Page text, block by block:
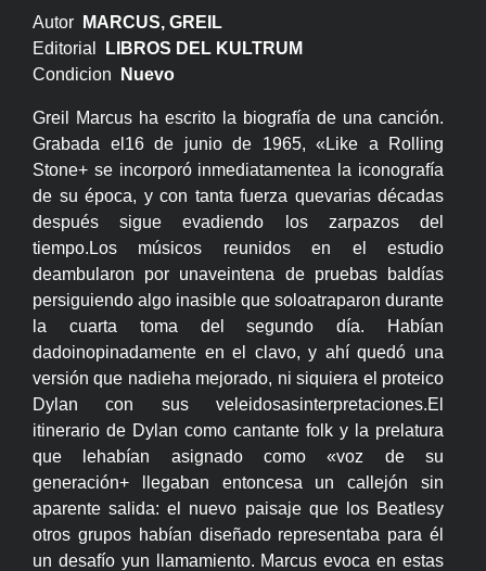
Autor
MARCUS, GREIL
Editorial
LIBROS DEL KULTRUM
Condicion
Nuevo
Greil Marcus ha escrito la biografía de una canción.
Grabada el16 de junio de 1965, «Like a Rolling
Stone+ se incorporó inmediatamentea la iconografía
de su época, y con tanta fuerza quevarias décadas
después sigue evadiendo los zarpazos del
tiempo.Los músicos reunidos en el estudio
deambularon por unaveintena de pruebas baldías
persiguiendo algo inasible que soloatraparon durante
la cuarta toma del segundo día. Habían
dadoinopinadamente en el clavo, y ahí quedó una
versión que nadieha mejorado, ni siquiera el proteico
Dylan con sus veleidosasinterpretaciones.El
itinerario de Dylan como cantante folk y la prelatura
que lehabían asignado como «voz de su
generación+ llegaban entoncesa un callejón sin
aparente salida: el nuevo paisaje que los Beatlesy
otros grupos habían diseñado representaba para él
un desafío yun llamamiento. Marcus evoca en estas